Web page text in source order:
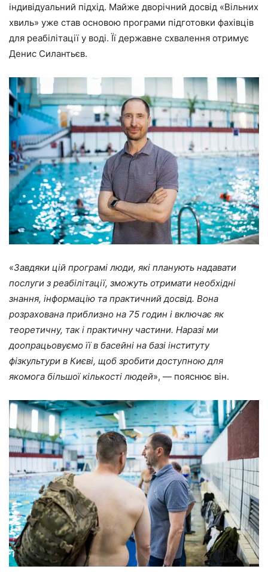
індивідуальний підхід. Майже дворічний досвід «Вільних
хвиль» уже став основою програми підготовки фахівців
для реабілітації у воді. Її державне схвалення отримує
Денис Силантьєв.
«Завдяки цій програмі люди, які планують надавати
послуги з реабілітації, зможуть отримати необхідні
знання, інформацію та практичний досвід. Вона
розрахована приблизно на 75 годин і включає як
теоретичну, так і практичну частини. Наразі ми
доопрацьовуємо її в басейні на базі інституту
фізкультури в Києві, щоб зробити доступною для
якомога більшої кількості людей», — пояснює він.